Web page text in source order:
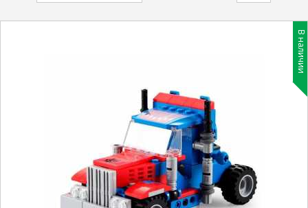
В наличии